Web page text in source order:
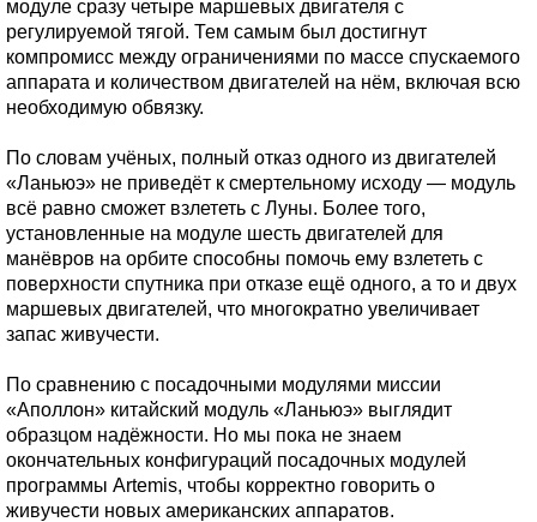
модуле сразу четыре маршевых двигателя с
регулируемой тягой. Тем самым был достигнут
компромисс между ограничениями по массе спускаемого
аппарата и количеством двигателей на нём, включая всю
необходимую обвязку.
По словам учёных, полный отказ одного из двигателей
«Ланьюэ» не приведёт к смертельному исходу — модуль
всё равно сможет взлететь с Луны. Более того,
установленные на модуле шесть двигателей для
манёвров на орбите способны помочь ему взлететь с
поверхности спутника при отказе ещё одного, а то и двух
маршевых двигателей, что многократно увеличивает
запас живучести.
По сравнению с посадочными модулями миссии
«Аполлон» китайский модуль «Ланьюэ» выглядит
образцом надёжности. Но мы пока не знаем
окончательных конфигураций посадочных модулей
программы Artemis, чтобы корректно говорить о
живучести новых американских аппаратов.